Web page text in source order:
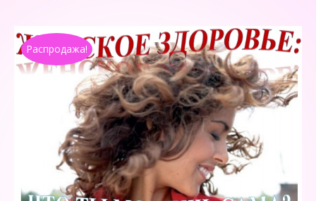
Распродажа!